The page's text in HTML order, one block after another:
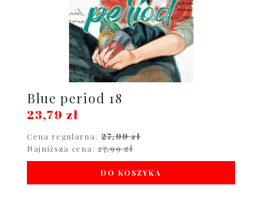
Blue period 18
23,79 zł
Cena regularna: 27,99 zł
Najniższa cena: 27,99 zł
DO KOSZYKA